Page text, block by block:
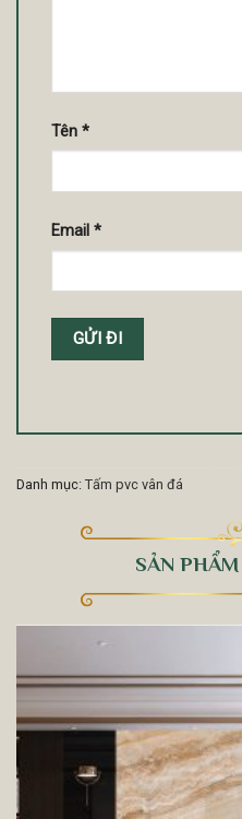
Tên *
Email *
Danh mục: Tấm pvc vân đá
SẢN